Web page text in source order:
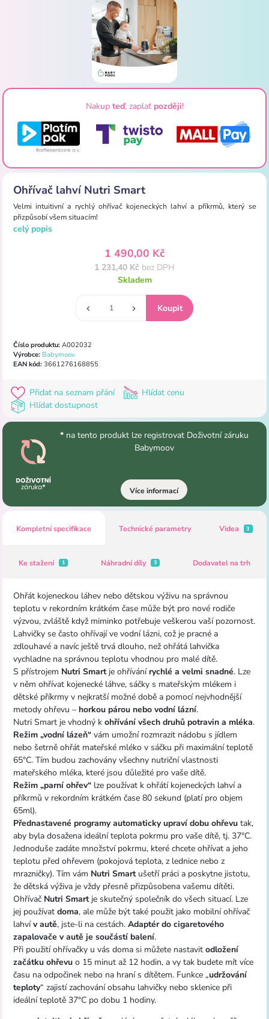
Nakup teď, zaplať později!
Ohřívač lahví Nutri Smart
Velmi intuitivní a rychlý ohřívač kojeneckých lahví a příkrmů, který se
přizpůsobí všem situacím!
celý popis
1 490,00 Kč
1 231,40 Kč bez DPH
Skladem
Číslo produktu:A002032
Výrobce: Babymoov
EAN kód:3661276168855
Přidat na seznam přání
Hlídat cenu
Hlídat dostupnost
*na tento produkt lze registrovat Doživotní záruku
Babymoov
Více informací
Kompletní specifikace Technické parametry Videa 3
Ke stažení 1 Náhradní díly 3 Dodavatel na trh
Ohřát kojeneckou láhev nebo dětskou výživu na správnou
teplotu v rekordním krátkém čase může být pro nové rodiče
výzvou, zvláště když miminko potřebuje veškerou vaší pozornost.
Lahvičky se často ohřívají ve vodní lázni, což je pracné a
zdlouhavé a navíc ještě trvá dlouho, než ohřátá lahvička
vychladne na správnou teplotu vhodnou pro malé dítě.
S přístrojem Nutri Smartje ohřívání rychlé a velmi snadné. Lze
v něm ohřívat kojenecké láhve, sáčky s mateřským mlékem i
dětské příkrmy v nejkratší možné době a pomocí nejvhodnější
metody ohřevu – horkou párou nebo vodní lázní.
Nutri Smart je vhodný k ohřívání všech druhů potravin a mléka.
Režim „vodní lázeň“vám umožní rozmrazit nádobu s jídlem
nebo šetrně ohřát mateřské mléko v sáčku při maximální teplotě
65°C. Tím budou zachovány všechny nutriční vlastnosti
mateřského mléka, které jsou důležité pro vaše dítě.
Režim „parní ohřev“lze používat k ohřátí kojeneckých lahví a
příkrmů v rekordním krátkém čase 80 sekund (platí pro objem
65ml).
Přednastavené programy automaticky upraví dobu ohřevutak,
aby byla dosažena ideální teplota pokrmu pro vaše dítě, tj. 37°C.
Jednoduše zadáte množství pokrmu, které chcete ohřívat a jeho
teplotu před ohřevem (pokojová teplota, z lednice nebo z
mrazničky). Tím vám Nutri Smartušetří práci a poskytne jistotu,
že dětská výživa je vždy přesně přizpůsobena vašemu dítěti.
Ohřívač Nutri Smartje skutečný společník do všech situací. Lze
jej používat doma, ale může být také použit jako mobilní ohřívač
lahvív autě, jste-li na cestách. Adaptér do cigaretového
zapalovače v autě je součástí balení.
Při použití ohřívačky u vás doma si můžete nastavit odložení
začátku ohřevuo 15 minut až 12 hodin, a vy tak budete mít více
času na odpočinek nebo na hraní s dítětem. Funkce „udržování
teploty“ zajistí zachování obsahu lahvičky nebo sklenice při
ideální teplotě 37°C po dobu 1 hodiny.